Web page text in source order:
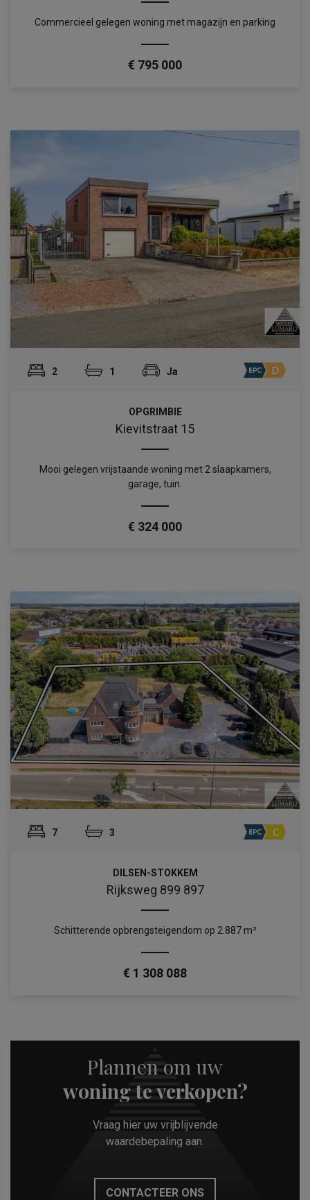
Commercieel gelegen woning met magazijn en parking
€ 795 000
2 1 Ja
OPGRIMBIE
Kievitstraat 15
Mooi gelegen vrijstaande woning met 2 slaapkamers,
garage, tuin.
€ 324 000
7 3
DILSEN-STOKKEM
Rijksweg 899 897
Schitterende opbrengsteigendom op 2.887 m²
€ 1 308 088
Plannen om uw
woning te verkopen?
Vraag hier uw vrijblijvende
waardebepaling aan.
CONTACTEER ONS